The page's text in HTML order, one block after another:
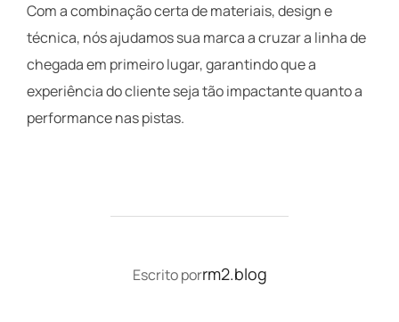
Com a combinação certa de materiais, design e
técnica, nós ajudamos sua marca a cruzar a linha de
chegada em primeiro lugar, garantindo que a
experiência do cliente seja tão impactante quanto a
performance nas pistas.
AUTOR DO POST
Escrito porrm2.blog